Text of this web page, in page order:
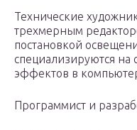
Технические
трехмерным
постановкой
специализируются на
эффектов в
Программист и